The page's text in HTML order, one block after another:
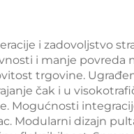
i zadovoljstvo
i manje povreda
trgovine.
čak i u
Mogućnosti
Modularni dizajn